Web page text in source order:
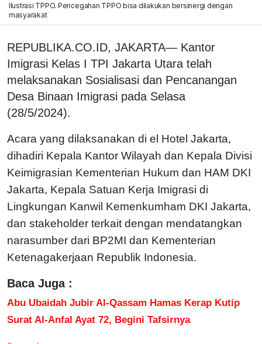
Ilustrasi TPPO. Pencegahan TPPO bisa dilakukan bersinergi dengan
masyarakat
REPUBLIKA.CO.ID, JAKARTA— Kantor
Imigrasi Kelas I TPI Jakarta Utara telah
melaksanakan Sosialisasi dan Pencanangan
Desa Binaan Imigrasi pada Selasa
(28/5/2024).
Acara yang dilaksanakan di el Hotel Jakarta,
dihadiri Kepala Kantor Wilayah dan Kepala Divisi
Keimigrasian Kementerian Hukum dan HAM DKI
Jakarta, Kepala Satuan Kerja Imigrasi di
Lingkungan Kanwil Kemenkumham DKI Jakarta,
dan stakeholder terkait dengan mendatangkan
narasumber dari BP2MI dan Kementerian
Ketenagakerjaan Republik Indonesia.
Baca Juga :
Abu Ubaidah Jubir Al-Qassam Hamas Kerap Kutip
Surat Al-Anfal Ayat 72, Begini Tafsirnya